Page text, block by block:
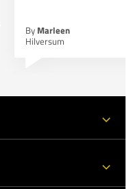
By Marleen
Hilversum